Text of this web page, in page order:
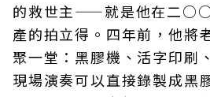
的救世主——就是他在二○○
產的拍立得。四年前，他將
聚一堂：黑膠機、活字印刷
現場演奏可以直接錄製成黑